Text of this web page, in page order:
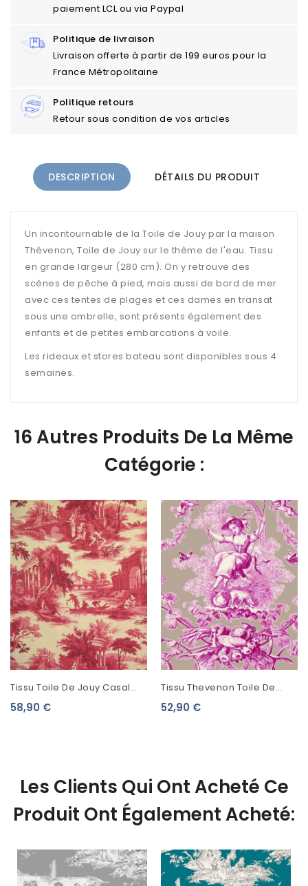
paiement LCL ou via Paypal
Politique de livraison
Livraison offerte à partir de 199 euros pour la
France Métropolitaine
Politique retours
Retour sous condition de vos articles
DESCRIPTION DÉTAILS DU PRODUIT
Un incontournable de la Toile de Jouy par la maison
Thévenon, Toile de Jouy sur le thème de l'eau. Tissu
en grande largeur (280 cm). On y retrouve des
scènes de pêche à pied, mais aussi de bord de mer
avec ces tentes de plages et ces dames en transat
sous une ombrelle, sont présents également des
enfants et de petites embarcations à voile.
Les rideaux et stores bateau sont disponibles sous 4
semaines.
16 Autres Produits De La Même
Catégorie :
Tissu Toile De Jouy Casal
Scènes De Pêche Rouge
58,90 €
Tissu Thevenon Toile De
Jouy Ludivine Fuchsia Fond
52,90 €
Les Clients Qui Ont Acheté Ce
Produit Ont Également Acheté: